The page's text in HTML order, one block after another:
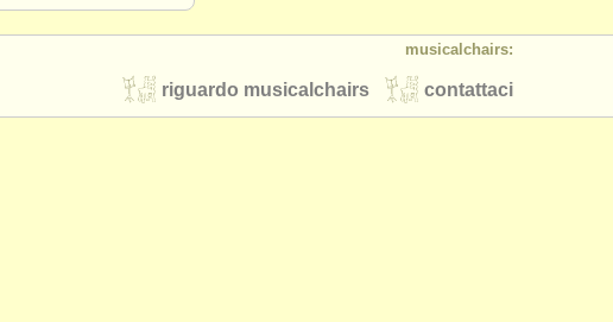
musicalchairs:
contattaci
riguardo musicalchairs